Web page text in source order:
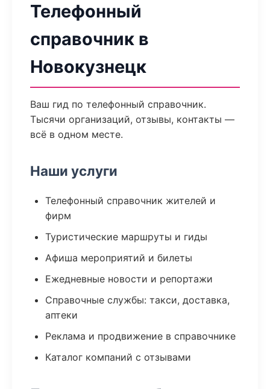
Телефонный
справочник в
Новокузнецк
Ваш гид по телефонный справочник.
Тысячи организаций, отзывы, контакты —
всё в одном месте.
Наши услуги
Телефонный справочник жителей и
фирм
Туристические маршруты и гиды
Афиша мероприятий и билеты
Ежедневные новости и репортажи
Справочные службы: такси, доставка,
аптеки
Реклама и продвижение в справочнике
Каталог компаний с отзывами